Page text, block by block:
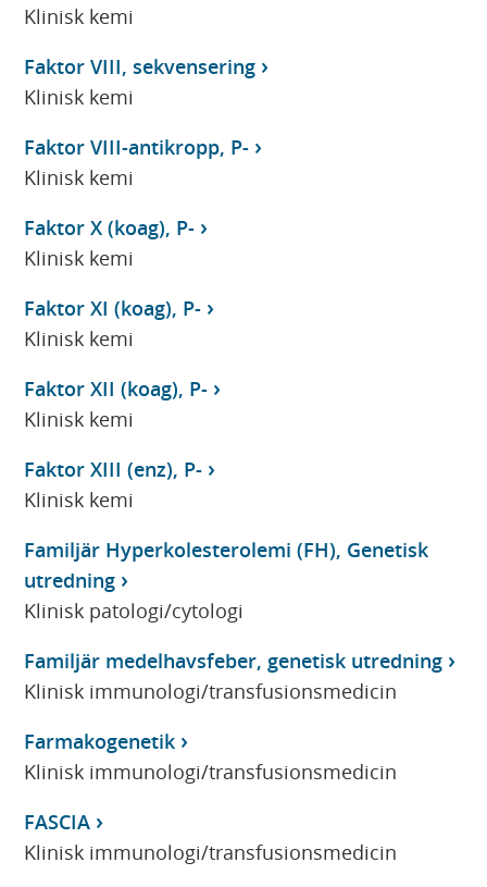
Klinisk kemi
Faktor VIII, sekvensering
Klinisk kemi
Faktor VIII-antikropp, P-
Klinisk kemi
Faktor X (koag), P-
Klinisk kemi
Faktor XI (koag), P-
Klinisk kemi
Faktor XII (koag), P-
Klinisk kemi
Faktor XIII (enz), P-
Klinisk kemi
Familjär Hyperkolesterolemi (FH), Genetisk
utredning
Klinisk patologi/cytologi
Familjär medelhavsfeber, genetisk utredning
Klinisk immunologi/transfusionsmedicin
Farmakogenetik
Klinisk immunologi/transfusionsmedicin
FASCIA
Klinisk immunologi/transfusionsmedicin